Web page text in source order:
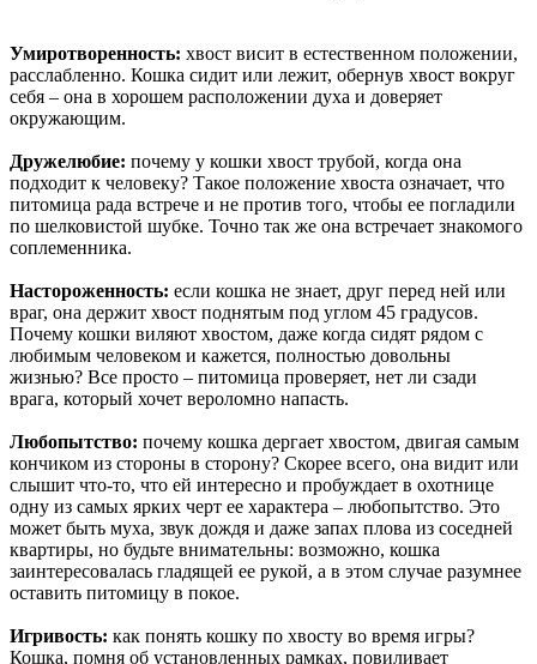
Умиротворенность: хвост висит в естественном положении,
расслабленно. Кошка сидит или лежит, обернув хвост вокруг
себя – она в хорошем расположении духа и доверяет
окружающим.
Дружелюбие: почему у кошки хвост трубой, когда она
подходит к человеку? Такое положение хвоста означает, что
питомица рада встрече и не против того, чтобы ее погладили
по шелковистой шубке. Точно так же она встречает знакомого
соплеменника.
Настороженность: если кошка не знает, друг перед ней или
враг, она держит хвост поднятым под углом 45 градусов.
Почему кошки виляют хвостом, даже когда сидят рядом с
любимым человеком и кажется, полностью довольны
жизнью? Все просто – питомица проверяет, нет ли сзади
врага, который хочет вероломно напасть.
Любопытство: почему кошка дергает хвостом, двигая самым
кончиком из стороны в сторону? Скорее всего, она видит или
слышит что-то, что ей интересно и пробуждает в охотнице
одну из самых ярких черт ее характера – любопытство. Это
может быть муха, звук дождя и даже запах плова из соседней
квартиры, но будьте внимательны: возможно, кошка
заинтересовалась гладящей ее рукой, а в этом случае разумнее
оставить питомицу в покое.
Игривость: как понять кошку по хвосту во время игры?
Кошка, помня об установленных рамках, повиливает